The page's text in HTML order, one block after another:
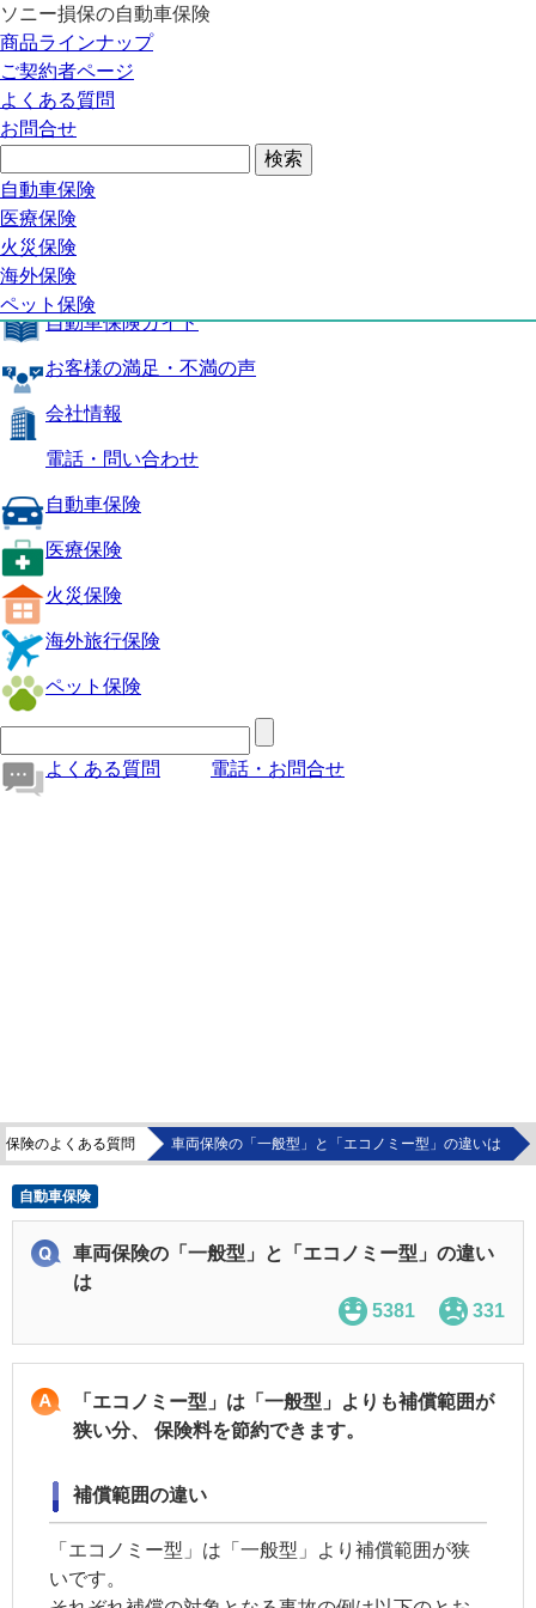
ソニー損保の自動車保険
商品ラインナップ
ご契約者ページ
よくある質問
お問合せ
自動車保険
医療保険
火災保険
海外保険
ペット保険
自動車保険トップ
商品の特長
補償内容
自動車保険ガイド
お客様の満足・不満の声
自動車保険トップ
商品の特長
補償内容
自動車保険ガイド
お客様の満足・不満の声
会社情報
電話・問い合わせ
自動車保険
医療保険
火災保険
海外旅行保険
ペット保険
よくある質問 電話・お問合せ
保険のよくある質問 車両保険の「一般型」と「エコノミー型」の違いは
自動車保険
車両保険の「一般型」と「エコノミー型」の違い
は
5381
331
「エコノミー型」は「一般型」よりも補償範囲が
狭い分、 保険料を節約できます。
補償範囲の違い
「エコノミー型」は「一般型」より補償範囲が狭
いです。